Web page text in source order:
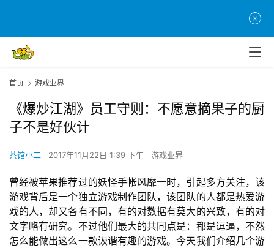
首页 游戏业界
《爆炒江湖》员工守则：不愿意摘果子的厨
子不是好伙计
茶馆小二 2017年11月22日 1:39 下午 游戏业界
曾经被苹果推荐过的妖怪手帐风靡一时，引起多方关注，该
游戏背后是一个独立游戏制作团队，该团队的人都是热爱游
戏的人，却又各有不同，有的对数据有莫大的兴致，有的对
文字略有研究。不过他们最大的共同点是：都是逗逼，不然
怎么能做出这么一款诙谐有趣的游戏。今天我们介绍几个游